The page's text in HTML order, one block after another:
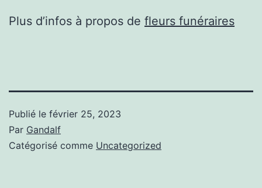
Plus d’infos à propos de fleurs funéraires
Publié le février 25, 2023
Par Gandalf
Catégorisé comme Uncategorized